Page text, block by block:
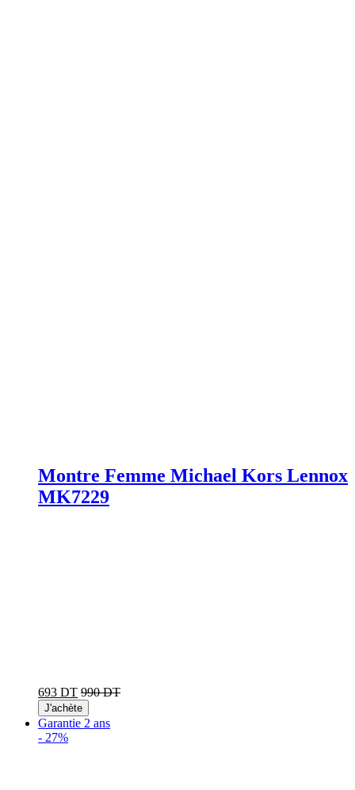
Montre Femme Michael Kors Lennox
MK7229
693 DT 990 DT
J'achète
Garantie 2 ans
- 27%